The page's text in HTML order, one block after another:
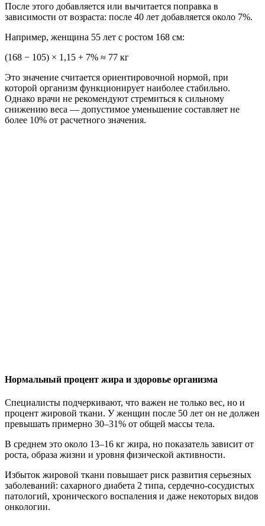
После этого добавляется или вычитается поправка в
зависимости от возраста: после 40 лет добавляется около 7%.
Например, женщина 55 лет с ростом 168 см:
(168 − 105) × 1,15 + 7% ≈ 77 кг
Это значение считается ориентировочной нормой, при
которой организм функционирует наиболее стабильно.
Однако врачи не рекомендуют стремиться к сильному
снижению веса — допустимое уменьшение составляет не
более 10% от расчетного значения.
Нормальный процент жира и здоровье организма
Специалисты подчеркивают, что важен не только вес, но и
процент жировой ткани. У женщин после 50 лет он не должен
превышать примерно 30–31% от общей массы тела.
В среднем это около 13–16 кг жира, но показатель зависит от
роста, образа жизни и уровня физической активности.
Избыток жировой ткани повышает риск развития серьезных
заболеваний: сахарного диабета 2 типа, сердечно-сосудистых
патологий, хронического воспаления и даже некоторых видов
онкологии.